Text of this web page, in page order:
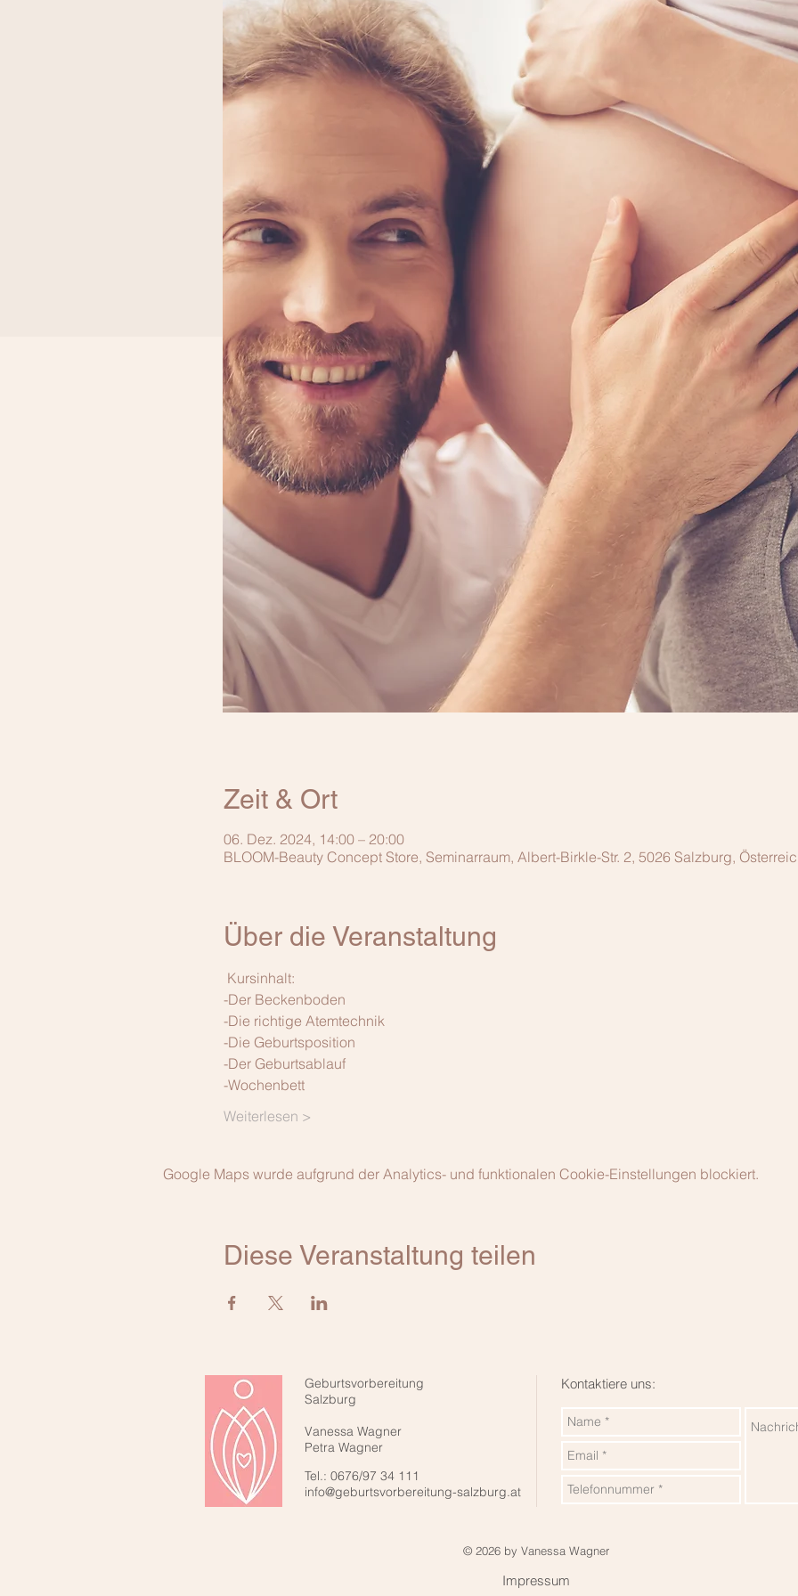
Zeit & Ort
06. Dez. 2024, 14:00 – 20:00
BLOOM-Beauty Concept Store, Seminarraum, Albert-Birkle-Str. 2, 5026 Salzburg,
Über die Veranstaltung
Kursinhalt:
-Der Beckenboden
-Die richtige Atemtechnik
-Die Geburtsposition
-Der Geburtsablauf
-Wochenbett
Weiterlesen >
Google Maps wurde aufgrund der Analytics- und funktionalen Cookie-Einstellungen blockiert.
Diese Veranstaltung teilen
© 2026 by Vanessa Wagner
Impressum
Kontaktiere uns:
Geburtsvorbereitung
Salzburg
Vanessa Wagner
Petra Wagner
Tel.: 0676/97 34 111
info@geburtsvorbereitung-salzburg.at